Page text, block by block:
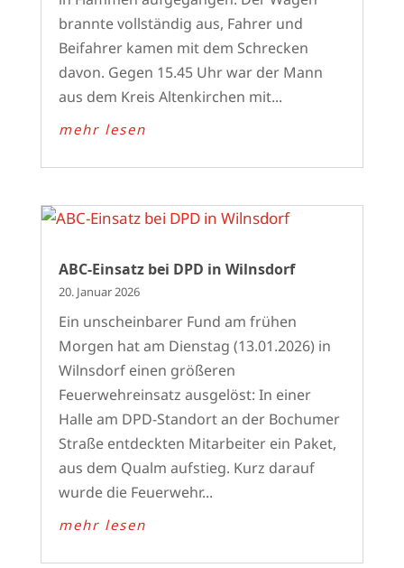
brannte vollständig aus, Fahrer und
Beifahrer kamen mit dem Schrecken
davon. Gegen 15.45 Uhr war der Mann
aus dem Kreis Altenkirchen mit...
mehr lesen
ABC-Einsatz bei DPD in Wilnsdorf
20. Januar 2026
Ein unscheinbarer Fund am frühen
Morgen hat am Dienstag (13.01.2026) in
Wilnsdorf einen größeren
Feuerwehreinsatz ausgelöst: In einer
Halle am DPD-Standort an der Bochumer
Straße entdeckten Mitarbeiter ein Paket,
aus dem Qualm aufstieg. Kurz darauf
wurde die Feuerwehr...
mehr lesen